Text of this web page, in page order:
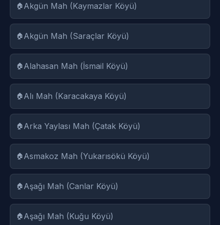
Akgün Mah (Kaymazlar Köyü)
Akgün Mah (Saraçlar Köyü)
Alahasan Mah (İsmail Köyü)
Alı Mah (Karacakaya Köyü)
Arka Yaylası Mah (Çatak Köyü)
Asmakoz Mah (Yukarısökü Köyü)
Aşağı Mah (Canlar Köyü)
Aşağı Mah (Kuğu Köyü)